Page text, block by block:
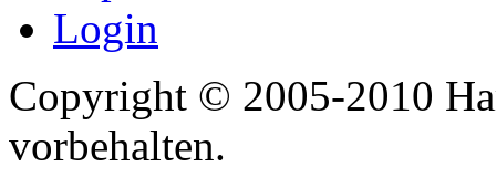
Login
Copyright © 2005-2010
vorbehalten.